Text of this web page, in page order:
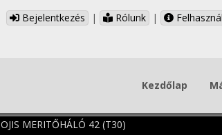
Bejelentkezés | Rólunk |
Kezdőlap
MERITŐHÁLÓ 42 (T30)